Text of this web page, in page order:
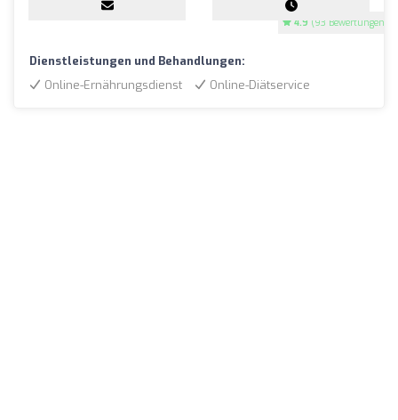
4.9 (93 Bewertungen)
Dienstleistungen und Behandlungen:
Online-Ernährungsdienst
Online-Diätservice